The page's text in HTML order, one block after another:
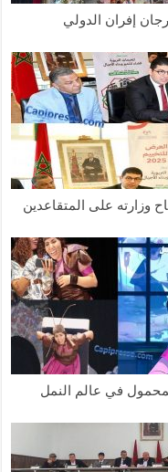
إفران الدولي
وزارته على المتقاعدين
في عالم النمل